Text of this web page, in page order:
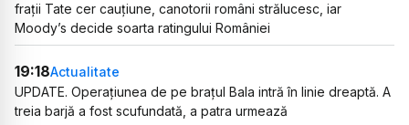
frații Tate cer cauțiune, canotorii români strălucesc, iar
Moody’s decide soarta ratingului României
19:18Actualitate
UPDATE. Operațiunea de pe brațul Bala intră în linie dreaptă. A
treia barjă a fost scufundată, a patra urmează